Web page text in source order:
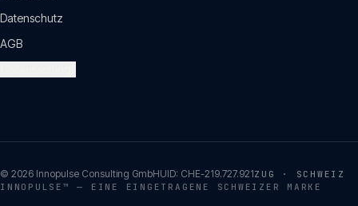
Datenschutz
AGB
© 2026 Innopulse Consulting GmbHUID: CHE-219.727.921ZUG · SCHWEIZ
INNOPULSE™ — EINE EINGETRAGENE SCHWEIZER MARKE